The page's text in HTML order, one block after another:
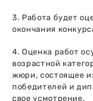
3. Работа будет
окончания
4. Оценка работ
возрастной
жюри, состоящее
победителей и
свое усмотрение.